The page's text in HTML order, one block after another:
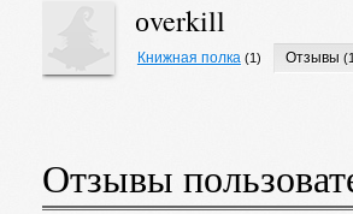
оverkill
Книжная полка (1) Отзывы
Отзывы